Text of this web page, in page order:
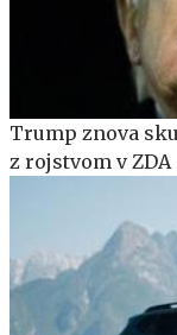
Trump znova
z rojstvom v ZDA